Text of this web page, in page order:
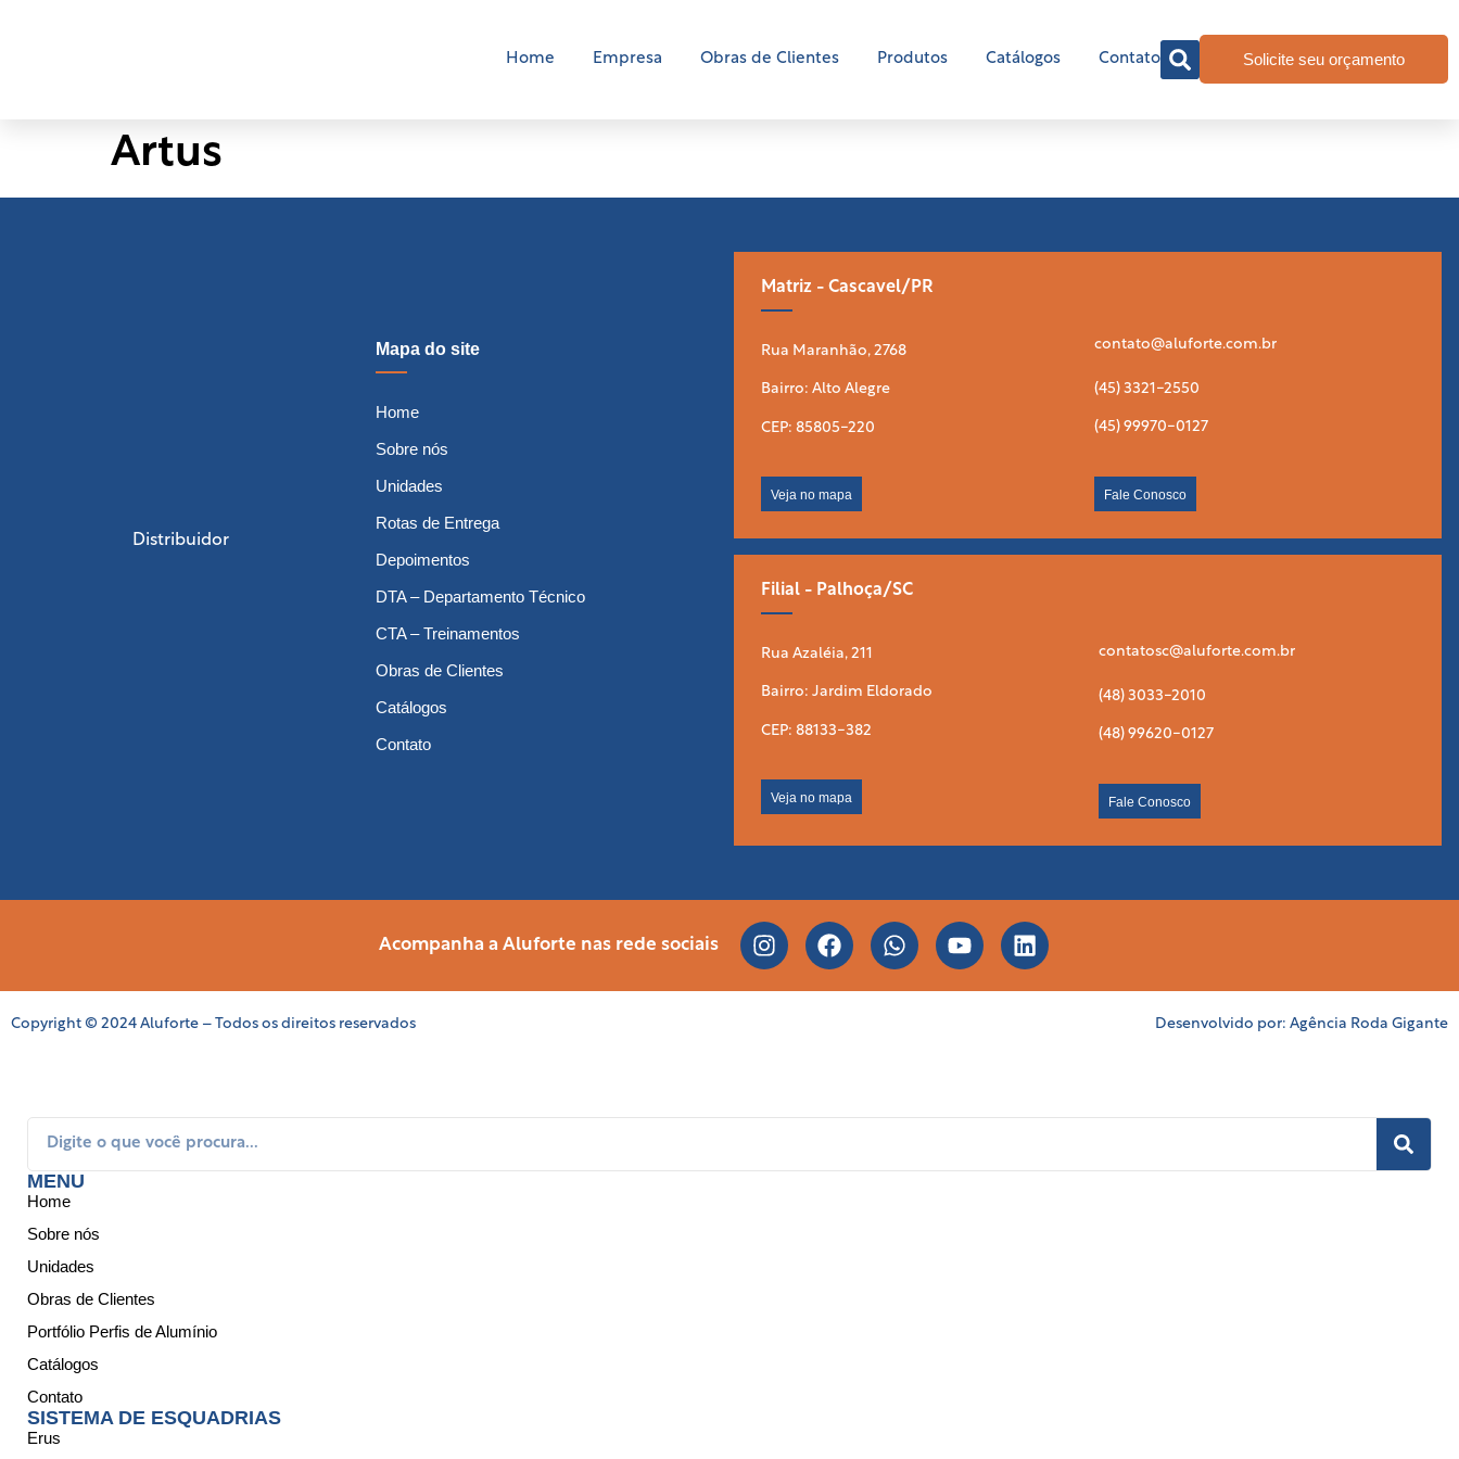
Home Empresa Obras de Clientes Produtos Catálogos Contato Solicite seu orçamento
Artus
Distribuidor
Mapa do site
Home
Sobre nós
Unidades
Rotas de Entrega
Depoimentos
DTA – Departamento Técnico
CTA – Treinamentos
Obras de Clientes
Catálogos
Contato
Matriz - Cascavel/PR
Rua Maranhão, 2768
Bairro: Alto Alegre
CEP: 85805-220
Veja no mapa
contato@aluforte.com.br
(45) 3321-2550
(45) 99970-0127
Fale Conosco
Filial - Palhoça/SC
Rua Azaléia, 211
Bairro: Jardim Eldorado
CEP: 88133-382
Veja no mapa
contatosc@aluforte.com.br
(48) 3033-2010
(48) 99620-0127
Fale Conosco
Acompanha a Aluforte nas rede sociais
Copyright © 2024 Aluforte – Todos os direitos reservados Desenvolvido por: Agência Roda Gigante
MENU
Home
Sobre nós
Unidades
Obras de Clientes
Portfólio Perfis de Alumínio
Catálogos
Contato
SISTEMA DE ESQUADRIAS
Erus